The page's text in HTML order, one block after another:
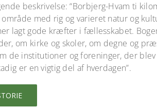
beskrivelse: “Borbjerg-Hvam ti
med rig og varieret natur og
lagt gode kræfter i fællesskabet.
om kirke og skoler, om degne og
de institutioner og foreninger, der
er en vigtig del af hverdagen”.